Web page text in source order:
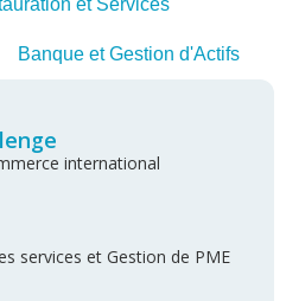
Banque et Gestion d'Actifs
international
services et Gestion de PME